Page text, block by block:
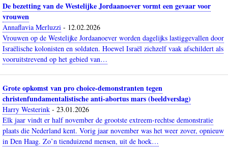
De bezetting van de Westelijke Jordaanoever vormt een gevaar voor
vrouwen
Annaflavia Merluzzi - 12.02.2026
Vrouwen op de Westelijke Jordaanoever worden dagelijks lastiggevallen door
Israëlische kolonisten en soldaten. Hoewel Israël zichzelf vaak afschildert als
vooruitstrevend op het gebied van…
Grote opkomst van pro choice-demonstranten tegen
christenfundamentalistische anti-abortus mars (beeldverslag)
Harry Westerink - 23.01.2026
Elk jaar vindt er half november de grootste extreem-rechtse demonstratie
plaats die Nederland kent. Vorig jaar november was het weer zover, opnieuw
in Den Haag. Zo’n tienduizend mensen, uit de hoek…